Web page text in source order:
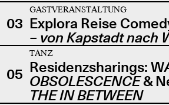
03
GASTVERANSTALTUNG
Explora Reise
– von Kapstadt nach
05
TANZ
Residenzsharings:
OBSOLESCENCE&
THE IN BETWEEN